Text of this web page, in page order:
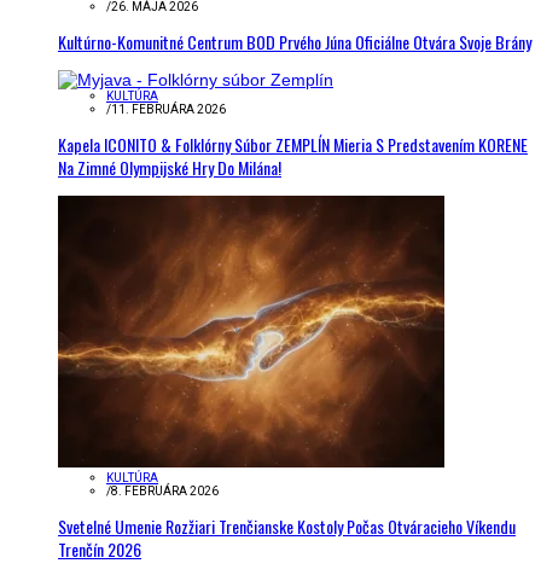
/26. MÁJA 2026
Kultúrno-Komunitné Centrum BOD Prvého Júna Oficiálne Otvára Svoje Brány
KULTÚRA
/11. FEBRUÁRA 2026
Kapela ICONITO & Folklórny Súbor ZEMPLÍN Mieria S Predstavením KORENE
Na Zimné Olympijské Hry Do Milána!
KULTÚRA
/8. FEBRUÁRA 2026
Svetelné Umenie Rozžiari Trenčianske Kostoly Počas Otváracieho Víkendu
Trenčín 2026